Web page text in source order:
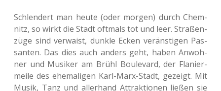
Schlen­dert man heute (oder morgen) durch Chem­
nitz, so wirkt die Stadt oft­mals tot und leer. Stra­ßen­
zü­ge sind ver­waist, dunkle Ecken veräns­ti­gen Pas­
san­ten. Das dies auch anders geht, haben Anwoh­
ner und Musi­ker am Brühl Bou­le­vard, der Fla­nier­
mei­le des ehe­ma­li­gen Karl-Marx-Stadt, gezeigt. Mit
Musik, Tanz und aller­hand Attrak­tio­nen ließen sie